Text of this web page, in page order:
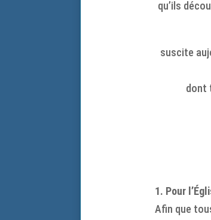
qu’ils
suscite
dont
1. Pour
Afin que